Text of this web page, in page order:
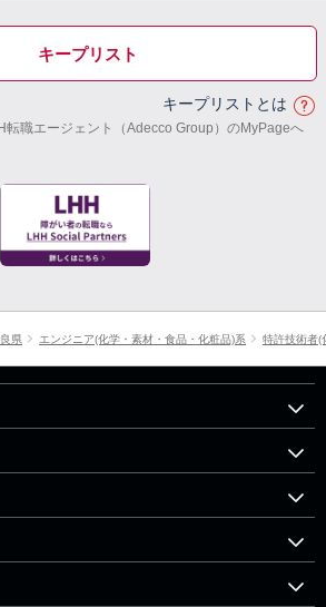
キープリスト
キープリストとは
転職エージェント（Adecco Group）のMyPageへ
県 エンジニア(化学・素材・食品・化粧品)系 特許技術者(